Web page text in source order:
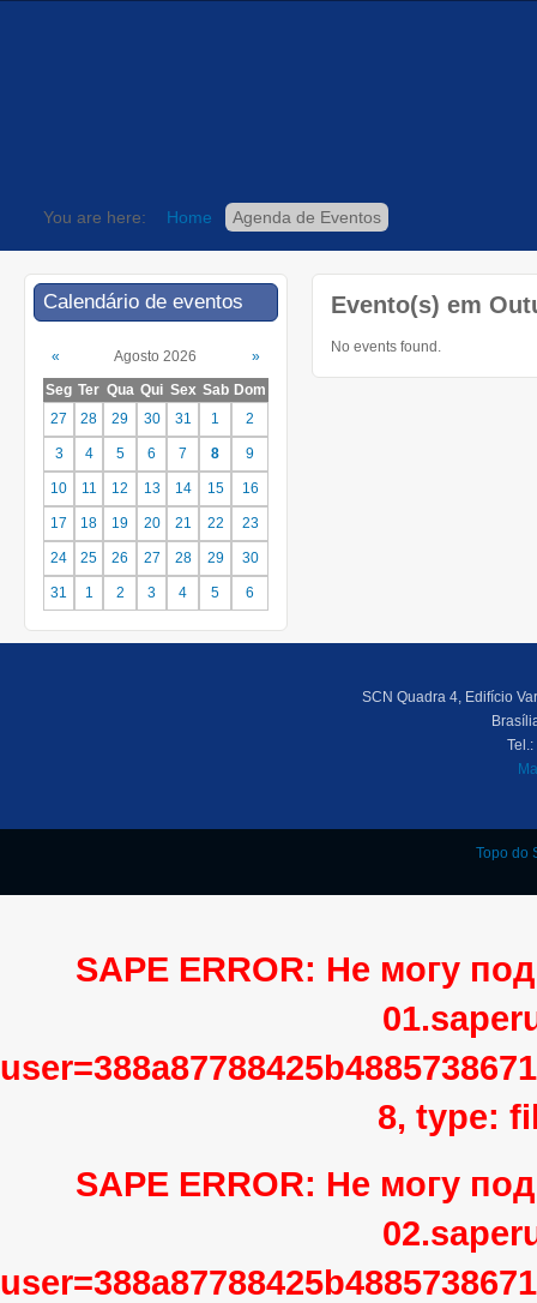
You are here: Home Agenda de Eventos
Evento(s) em
No events found.
Calendário de eventos
« Agosto 2026
»
Seg Ter Qua Qui Sex Sab Dom
27
28 29 30 31 1 2
3 4 5 6 7 8 9
10 11 12 13 14 15 16
17 18 19 20 21 22 23
24 25 26 27 28 29 30
31 1 2 3 4 5 6
SCN Quadra 4, Edifício
Topo do
SAPE ERROR: Не могу
8, type:
SAPE ERROR: Не могу